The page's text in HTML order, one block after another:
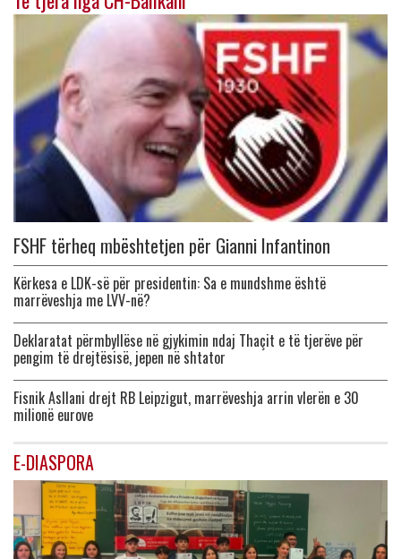
FSHF tërheq mbështetjen për Gianni Infantinon
Kërkesa e LDK-së për presidentin: Sa e mundshme është
marrëveshja me LVV-në?
Deklaratat përmbyllëse në gjykimin ndaj Thaçit e të tjerëve për
pengim të drejtësisë, jepen në shtator
Fisnik Asllani drejt RB Leipzigut, marrëveshja arrin vlerën e 30
milionë eurove
E-DIASPORA